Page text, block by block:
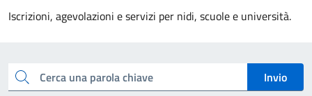
Iscrizioni, agevolazioni e servizi per nidi, scuole e università.
Cerca una parola chiave
Invio